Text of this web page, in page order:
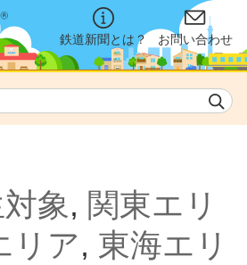
鉄道新聞とは？ お問い合わせ
象, 関東エリ
リア, 東海エリ